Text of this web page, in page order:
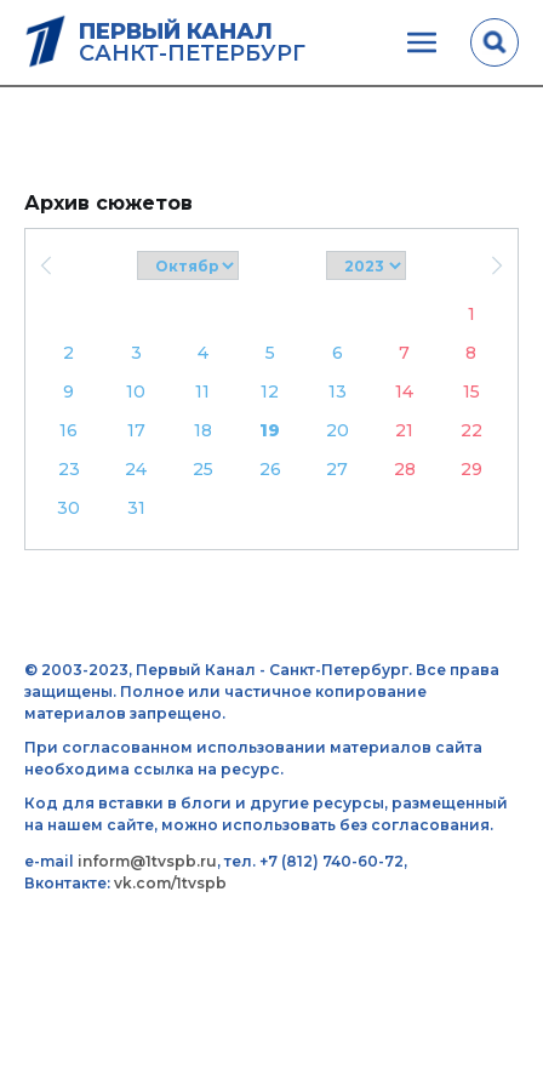
ПЕРВЫЙ КАНАЛ
САНКТ-ПЕТЕРБУРГ
Архив сюжетов
1
2
3 4 5 6 7
8
9
10 11 12 13 14
15
16
17 18 19 20 21
22
23
24 25 26 27 28
29
30
31
© 2003-2023, Первый Канал - Санкт-Петербург. Все права
защищены. Полное или частичное копирование
материалов запрещено.
При согласованном использовании материалов сайта
необходима ссылка на ресурс.
Код для вставки в блоги и другие ресурсы, размещенный
на нашем сайте, можно использовать без согласования.
e-mail inform@1tvspb.ru, тел. +7 (812) 740-60-72,
Вконтакте: vk.com/1tvspb